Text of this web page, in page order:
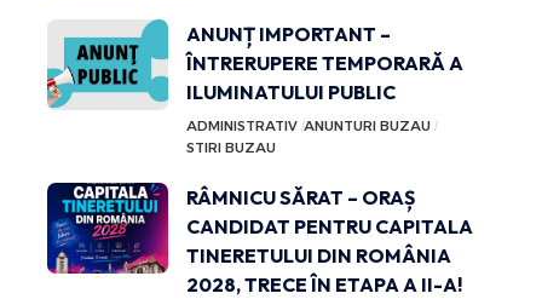
ANUNȚ IMPORTANT –
ÎNTRERUPERE TEMPORARĂ A
ILUMINATULUI PUBLIC
ADMINISTRATIV ANUNTURI BUZAU
STIRI BUZAU
RÂMNICU SĂRAT – ORAȘ
CANDIDAT PENTRU CAPITALA
TINERETULUI DIN ROMÂNIA
2028, TRECE ÎN ETAPA A II-A!